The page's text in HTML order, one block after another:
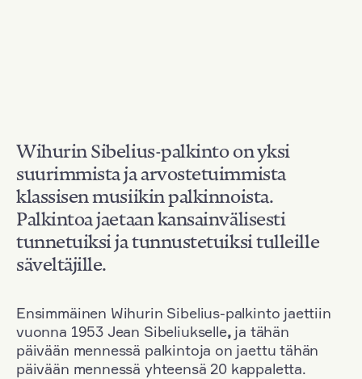
Wihurin Sibelius-palkinto on yksi
suurimmista ja arvostetuimmista
klassisen musiikin palkinnoista.
Palkintoa jaetaan kansainvälisesti
tunnetuiksi ja tunnustetuiksi tulleille
säveltäjille.
Ensimmäinen Wihurin Sibelius-palkinto jaettiin
vuonna 1953 Jean Sibeliukselle, ja tähän
päivään mennessä palkintoja on jaettu tähän
päivään mennessä yhteensä 20 kappaletta.